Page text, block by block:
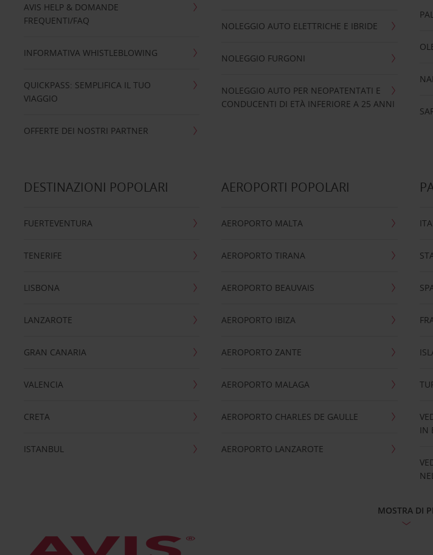
AVIS HELP & DOMANDE
FREQUENTI/FAQ
INFORMATIVA WHISTLEBLOWING
QUICKPASS: SEMPLIFICA IL TUO
VIAGGIO
OFFERTE DEI NOSTRI PARTNER
NOLEGGIO AUTO ELETTRICHE E IBRIDE
NOLEGGIO FURGONI
NOLEGGIO AUTO PER NEOPATENTATI E
CONDUCENTI DI ETÀ INFERIORE A 25 ANNI
DESTINAZIONI POPOLARI
FUERTEVENTURA
TENERIFE
LISBONA
LANZAROTE
GRAN CANARIA
VALENCIA
CRETA
ISTANBUL
AEROPORTI POPOLARI
AEROPORTO MALTA
AEROPORTO TIRANA
AEROPORTO BEAUVAIS
AEROPORTO IBIZA
AEROPORTO ZANTE
AEROPORTO MALAGA
AEROPORTO CHARLES DE GAULLE
AEROPORTO LANZAROTE
IN
MOSTRA DI